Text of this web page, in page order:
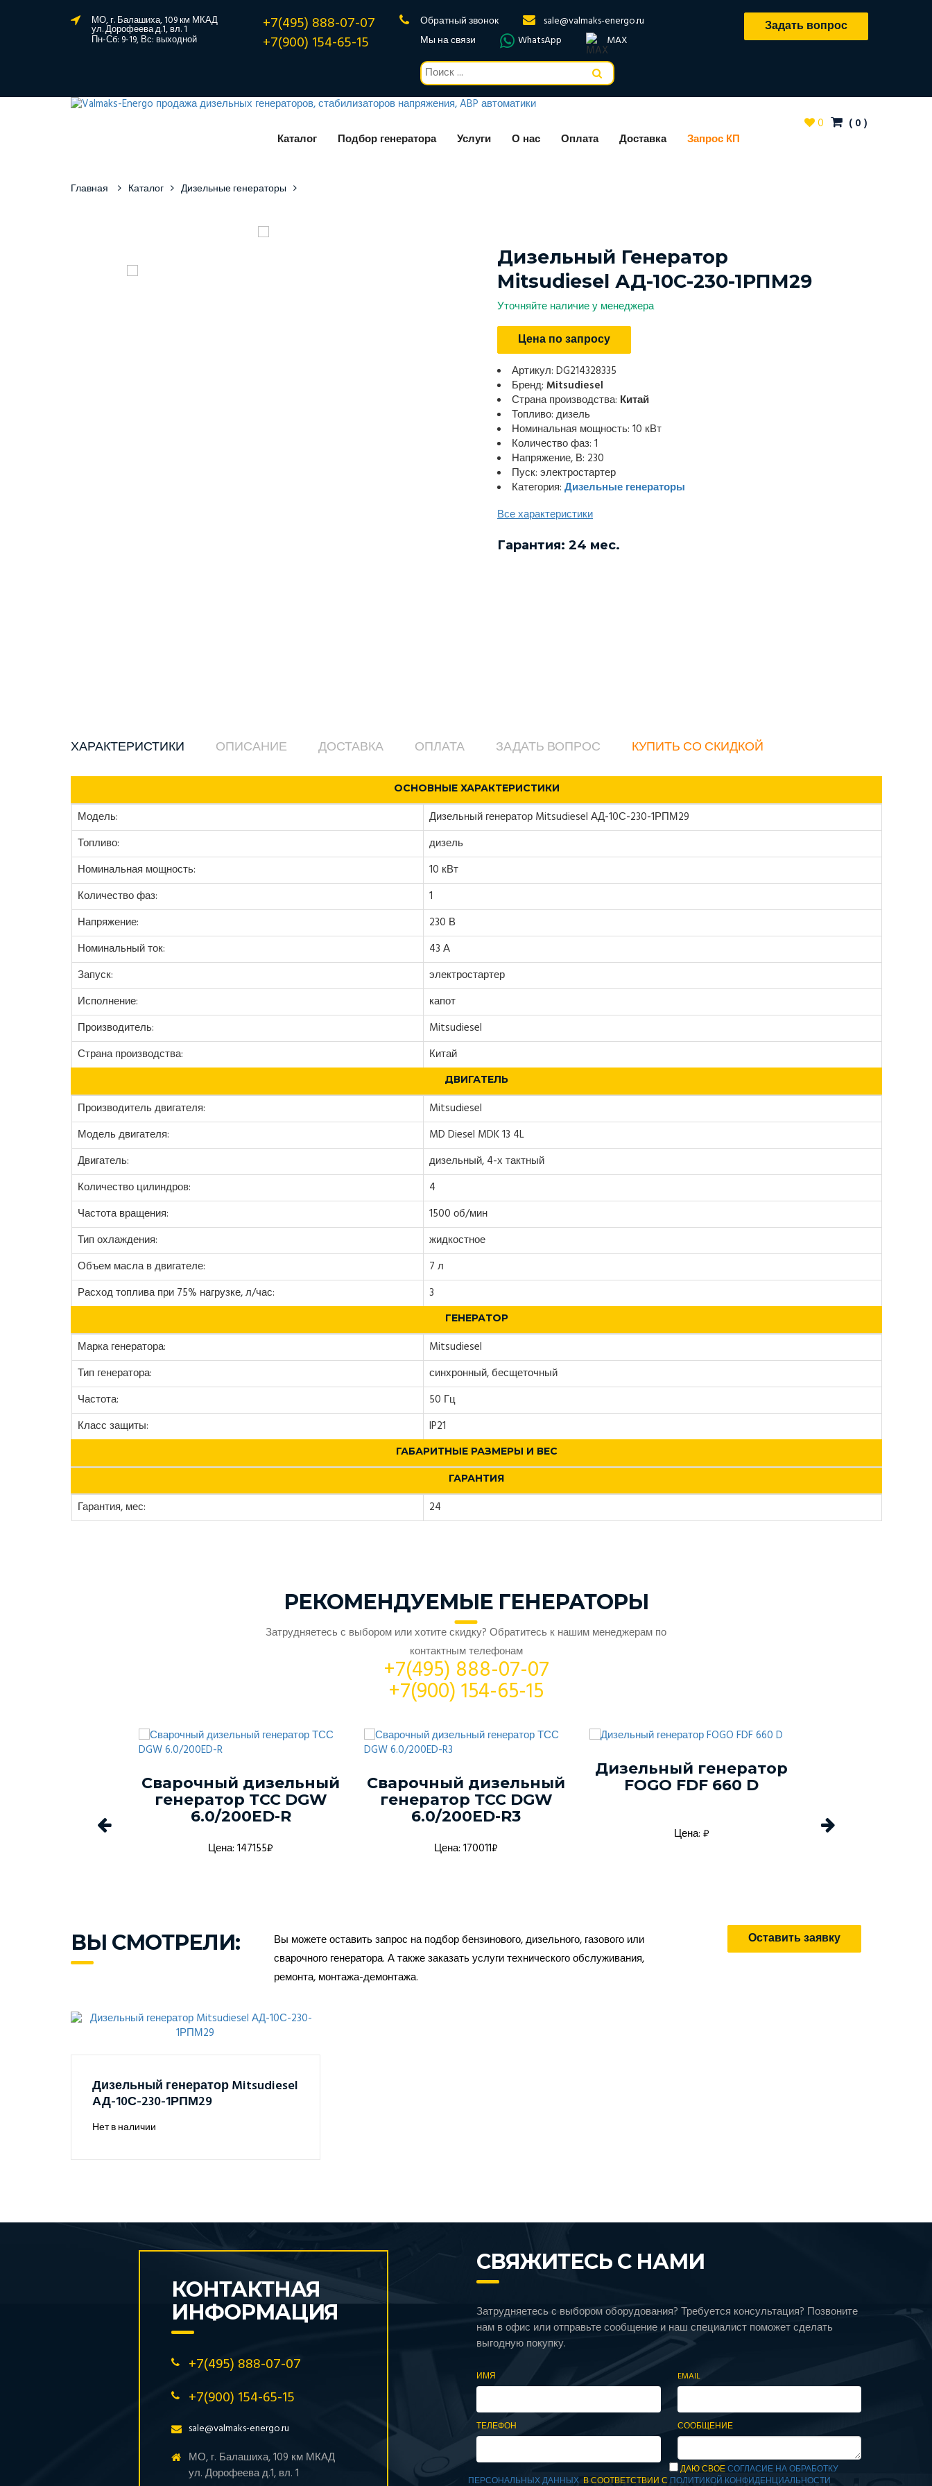
МО, г. Балашиха, 109 км МКАД
ул. Дорофеева д.1, вл. 1
Пн-Сб: 9-19, Вс: выходной
+7(495) 888-07-07
+7(900) 154-65-15
Обратный звонок
sale@valmaks-energo.ru
Мы на связи
WhatsApp MAX
Задать вопрос
Каталог Подбор генератора Услуги О нас Оплата Доставка Запрос КП
0 ( 0)
Главная Каталог Дизельные генераторы
Дизельный Генератор
Mitsudiesel АД-10С-230-1РПМ29
Уточняйте наличие у менеджера
Цена по запросу
Артикул: DG214328335
Бренд: Mitsudiesel
Страна производства: Китай
Топливо: дизель
Номинальная мощность: 10 кВт
Количество фаз: 1
Напряжение, В: 230
Пуск: электростартер
Категория: Дизельные генераторы
Все характеристики
Гарантия: 24 мес.
ХАРАКТЕРИСТИКИ ОПИСАНИЕ ДОСТАВКА ОПЛАТА ЗАДАТЬ ВОПРОС КУПИТЬ СО СКИДКОЙ
ОСНОВНЫЕ ХАРАКТЕРИСТИКИ
Модель:
Дизельный генератор Mitsudiesel АД-10С-230-1РПМ29
Топливо:
дизель
Номинальная мощность:
10 кВт
Количество фаз:
1
Напряжение:
230 В
Номинальный ток:
43 А
Запуск:
электростартер
Исполнение:
капот
Производитель:
Mitsudiesel
Страна производства:
Китай
ДВИГАТЕЛЬ
Производитель двигателя:
Mitsudiesel
Модель двигателя:
MD Diesel MDK 13 4L
Двигатель:
дизельный, 4-х тактный
Количество цилиндров:
4
Частота вращения:
1500 об/мин
Тип охлаждения:
жидкостное
Объем масла в двигателе:
7 л
Расход топлива при 75% нагрузке, л/час:
3
ГЕНЕРАТОР
Марка генератора:
Mitsudiesel
Тип генератора:
синхронный, бесщеточный
Частота:
50 Гц
Класс защиты:
IP21
ГАБАРИТНЫЕ РАЗМЕРЫ И ВЕС
ГАРАНТИЯ
Гарантия, мес: 24
РЕКОМЕНДУЕМЫЕ ГЕНЕРАТОРЫ
Затрудняетесь с выбором или хотите скидку? Обратитесь к нашим менеджерам по
контактным телефонам
+7(495) 888-07-07
+7(900) 154-65-15
Сварочный дизельный
генератор ТСС DGW
6.0/200ED-R
Цена: 147155₽
Сварочный дизельный
генератор ТСС DGW
6.0/200ED-R3
Цена: 170011₽
Дизельный генератор
FOGO FDF 660 D
Цена: ₽
ВЫ СМОТРЕЛИ:
Вы можете оставить запрос на подбор бензинового, дизельного, газового или
сварочного генератора. А также заказать услуги технического обслуживания,
ремонта, монтажа-демонтажа.
Оставить заявку
Дизельный генератор Mitsudiesel
АД-10С-230-1РПМ29
Нет в наличии
КОНТАКТНАЯ
ИНФОРМАЦИЯ
+7(495) 888-07-07
+7(900) 154-65-15
sale@valmaks-energo.ru
МО, г. Балашиха, 109 км МКАД
ул. Дорофеева д.1, вл. 1
СВЯЖИТЕСЬ С НАМИ
Затрудняетесь с выбором оборудования? Требуется консультация? Позвоните
нам в офис или отправьте сообщение и наш специалист поможет сделать
выгодную покупку.
ИМЯ EMAIL
ТЕЛЕФОН СООБЩЕНИЕ
ДАЮ СВОЕСОГЛАСИЕ НА ОБРАБОТКУ
ПЕРСОНАЛЬНЫХ ДАННЫХ В СООТВЕТСТВИИ С ПОЛИТИКОЙ КОНФИДЕНЦИАЛЬНОСТИ